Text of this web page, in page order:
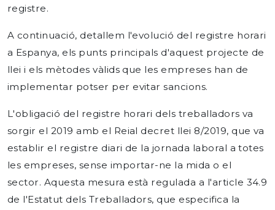
registre.
A continuació, detallem l'evolució del registre horari
a Espanya, els punts principals d'aquest projecte de
llei i els mètodes vàlids que les empreses han de
implementar potser per evitar sancions.
L'obligació del registre horari dels treballadors va
sorgir el 2019 amb el Reial decret llei 8/2019, que va
establir el registre diari de la jornada laboral a totes
les empreses, sense importar-ne la mida o el
sector. Aquesta mesura està regulada a l'article 34.9
de l'Estatut dels Treballadors, que especifica la